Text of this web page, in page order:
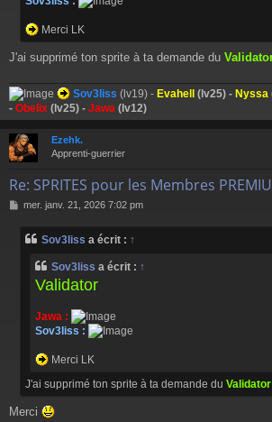
Merci LK
J'ai supprimé ton sprite à ta demande du
Sov3liss (lv19) - Evahell (lv25) - Nyssa
- Obelix (lv25) - Jawa (lv12)
Ezehk.
Apprenti-guerrier
Re: SPRITES pour les Membres
M
mer. janv. 21, 2026 7:02 pm
Sov3liss a écrit : ↑
Sov3liss a écrit : ↑
Validator
Jawa :
Sov3liss :
Merci LK
J'ai supprimé ton sprite à ta demande du Validator
Merci